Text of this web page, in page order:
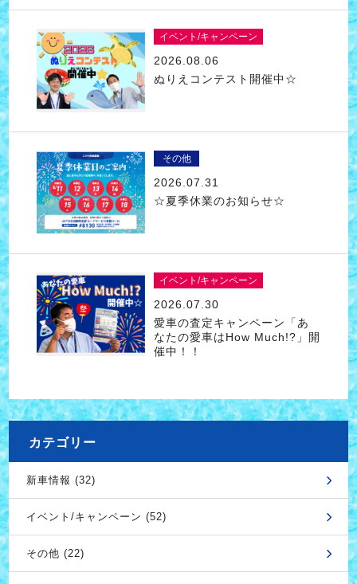
イベント/キャンペーン
2026.08.06
ぬりえコンテスト開催中☆
その他
2026.07.31
☆夏季休業のお知らせ☆
イベント/キャンペーン
2026.07.30
愛車の査定キャンペーン「あ
なたの愛車はHow Much!?」開
催中！！
カテゴリー
新車情報 (32)
イベント/キャンペーン (52)
その他 (22)